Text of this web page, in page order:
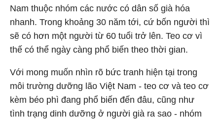
Nam thuộc nhóm các nước có dân số già hóa
nhanh. Trong khoảng 30 năm tới, cứ bốn người thì
sẽ có hơn một người từ 60 tuổi trở lên. Teo cơ vì
thế có thể ngày càng phổ biến theo thời gian.
Với mong muốn nhìn rõ bức tranh hiện tại trong
môi trường dưỡng lão Việt Nam - teo cơ và teo cơ
kèm béo phì đang phổ biến đến đâu, cũng như
tình trạng dinh dưỡng ở người già ra sao - nhóm